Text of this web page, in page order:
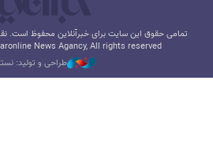
تمامی حقوق این سایت برای خبرآنلاین محفوظ است.
News Agancy, All rights reserved
طراحی و تولید: